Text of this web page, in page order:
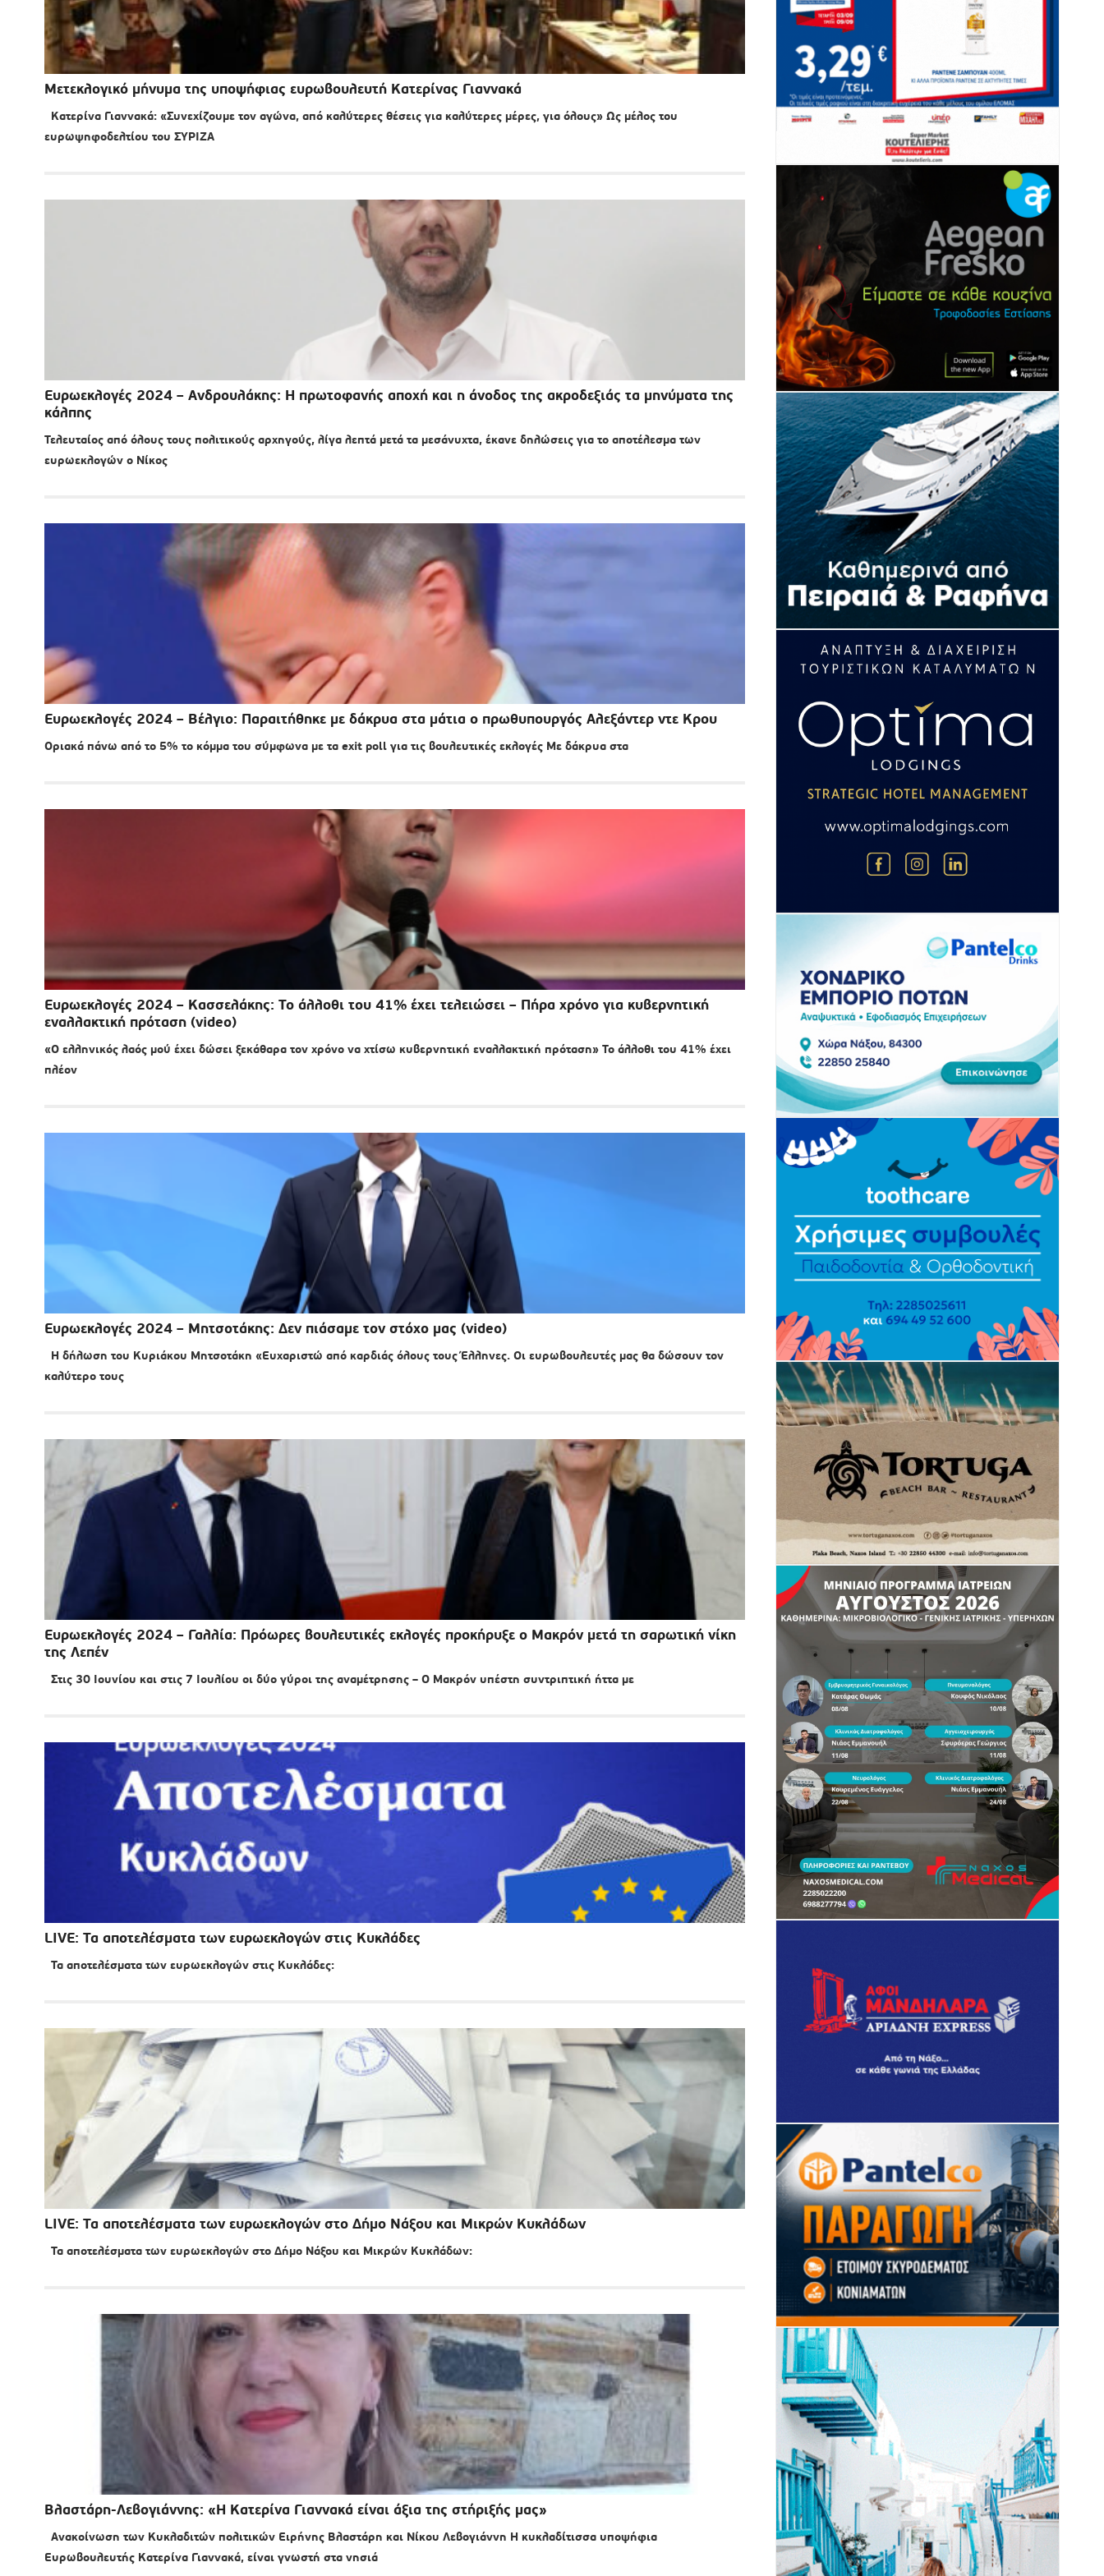
Μετεκλογικό μήνυμα της υποψήφιας ευρωβουλευτή Κατερίνας Γιαννακά
Κατερίνα Γιαννακά: «Συνεχίζουμε τον αγώνα, από καλύτερες θέσεις για καλύτερες μέρες, για όλους» Ως μέλος του
ευρωψηφοδελτίου του ΣΥΡΙΖΑ
Ευρωεκλογές 2024 – Ανδρουλάκης: Η πρωτοφανής αποχή και η άνοδος της ακροδεξιάς τα μηνύματα της
κάλπης
Τελευταίος από όλους τους πολιτικούς αρχηγούς, λίγα λεπτά μετά τα μεσάνυχτα, έκανε δηλώσεις για το αποτέλεσμα των
ευρωεκλογών ο Νίκος
Ευρωεκλογές 2024 – Βέλγιο: Παραιτήθηκε με δάκρυα στα μάτια ο πρωθυπουργός Αλεξάντερ ντε Κρου
Οριακά πάνω από το 5% το κόμμα του σύμφωνα με τα exit poll για τις βουλευτικές εκλογές Με δάκρυα στα
Ευρωεκλογές 2024 – Κασσελάκης: Το άλλοθι του 41% έχει τελειώσει – Πήρα χρόνο για κυβερνητική
εναλλακτική πρόταση (video)
«Ο ελληνικός λαός μού έχει δώσει ξεκάθαρα τον χρόνο να χτίσω κυβερνητική εναλλακτική πρόταση» Το άλλοθι του 41% έχει
πλέον
Ευρωεκλογές 2024 – Μητσοτάκης: Δεν πιάσαμε τον στόχο μας (video)
Η δήλωση του Κυριάκου Μητσοτάκη «Ευχαριστώ από καρδιάς όλους τους Έλληνες. Οι ευρωβουλευτές μας θα δώσουν τον
καλύτερο τους
Ευρωεκλογές 2024 – Γαλλία: Πρόωρες βουλευτικές εκλογές προκήρυξε ο Μακρόν μετά τη σαρωτική νίκη
της Λεπέν
Στις 30 Ιουνίου και στις 7 Ιουλίου οι δύο γύροι της αναμέτρησης – Ο Μακρόν υπέστη συντριπτική ήττα με
LIVE: Τα αποτελέσματα των ευρωεκλογών στις Κυκλάδες
Τα αποτελέσματα των ευρωεκλογών στις Κυκλάδες:
LIVE: Τα αποτελέσματα των ευρωεκλογών στο Δήμο Νάξου και Μικρών Κυκλάδων
Τα αποτελέσματα των ευρωεκλογών στο Δήμο Νάξου και Μικρών Κυκλάδων:
Βλαστάρη-Λεβογιάννης: «Η Κατερίνα Γιαννακά είναι άξια της στήριξής μας»
Ανακοίνωση των Κυκλαδιτών πολιτικών Ειρήνης Βλαστάρη και Νίκου Λεβογιάννη Η κυκλαδίτισσα υποψήφια
Ευρωβουλευτής Κατερίνα Γιαννακά, είναι γνωστή στα νησιά